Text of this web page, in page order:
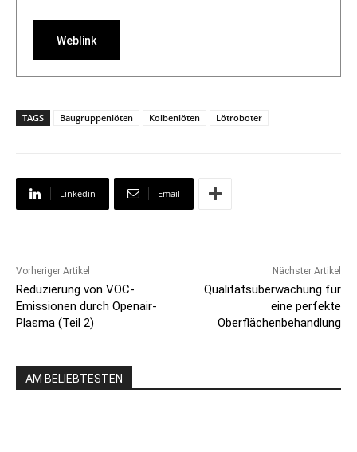
Weblink
TAGS Baugruppenlöten Kolbenlöten Lötroboter
Linkedin Email
Vorheriger Artikel
Reduzierung von VOC-
Emissionen durch Openair-
Plasma (Teil 2)
Nächster Artikel
Qualitätsüberwachung für
eine perfekte
Oberflächenbehandlung
AM BELIEBTESTEN